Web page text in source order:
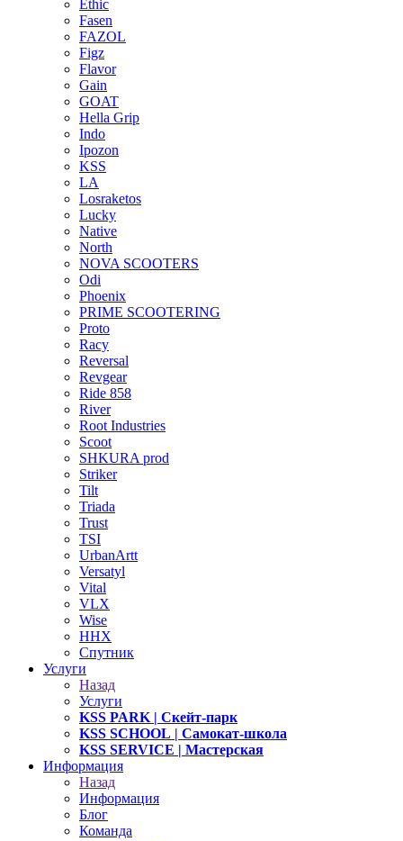
Ethic
Fasen
FAZOL
Figz
Flavor
Gain
GOAT
Hella Grip
Indo
Ipozon
KSS
LA
Losraketos
Lucky
Native
North
NOVA SCOOTERS
Odi
Phoenix
PRIME SCOOTERING
Proto
Racy
Reversal
Revgear
Ride 858
River
Root Industries
Scoot
SHKURA рrоd
Striker
Tilt
Triada
Trust
TSI
UrbanArtt
Versatyl
Vital
VLX
Wise
ННХ
Спутник
Услуги
Назад
Услуги
KSS PARK | Скейт-парк
KSS SCHOOL | Самокат-школа
KSS SERVICE | Мастерская
Информация
Назад
Информация
Блог
Команда